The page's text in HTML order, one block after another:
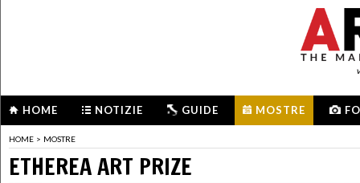
HOME NOTIZIE GUIDE MOSTRE
HOME > MOSTRE
ETHEREA ART PRIZE